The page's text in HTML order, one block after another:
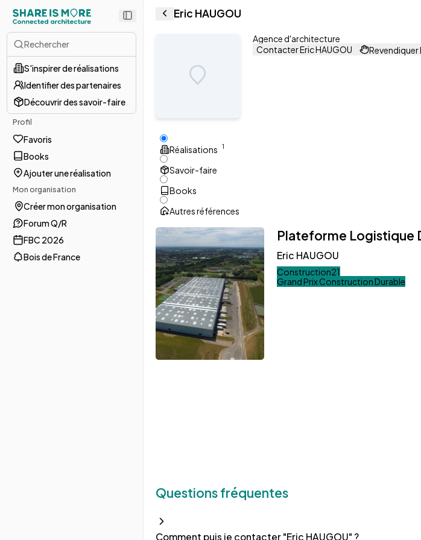
Rechercher
S'inspirer de réalisations
Identifier des partenaires
Découvrir des savoir-faire
Profil
Favoris
Books
Ajouter une réalisation
Mon organisation
Créer mon organisation
Forum Q/R
FBC 2026
Bois de France
Eric HAUGOU
Agence d'architecture
Contacter Eric HAUGOU
Revendiquer
Réalisations 1
Savoir-faire
Books
Autres références
Plateforme Logistique
Eric HAUGOU
Construction21
Grand Prix Construction Durable
Questions fréquentes
Comment puis je contacter "Eric HAUGOU" ?